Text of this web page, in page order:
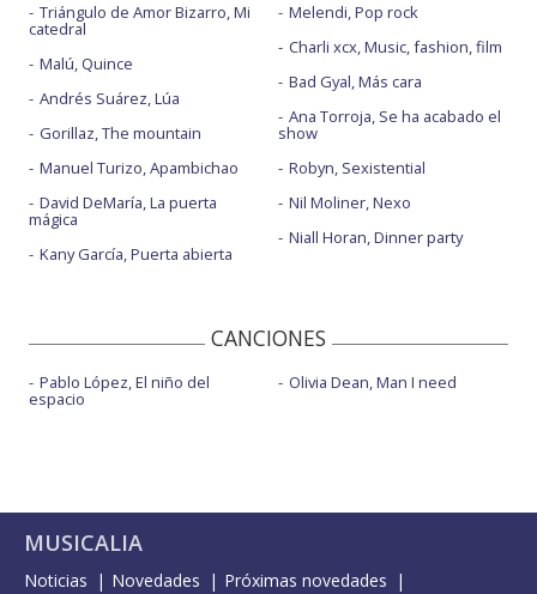
Triángulo de Amor Bizarro, Mi
catedral
Malú, Quince
Andrés Suárez, Lúa
Gorillaz, The mountain
Manuel Turizo, Apambichao
David DeMaría, La puerta
mágica
Kany García, Puerta abierta
Melendi, Pop rock
Charli xcx, Music, fashion, film
Bad Gyal, Más cara
Ana Torroja, Se ha acabado el
show
Robyn, Sexistential
Nil Moliner, Nexo
Niall Horan, Dinner party
CANCIONES
Pablo López, El niño del
espacio
Olivia Dean, Man I need
MUSICALIA
Noticias Novedades
Próximas novedades